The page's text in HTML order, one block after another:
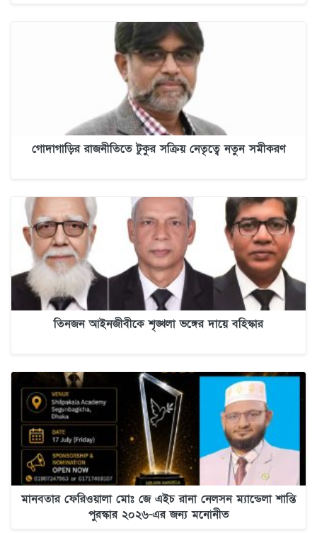
গোদাগাড়ির রাজনীতিতে টুকুর সক্রিয় নেতৃত্বে নতুন সমীকরণ
তিনজন আইনজীবীকে শৃঙ্খলা ভঙ্গের দায়ে বহিস্কার
মানবতার ফেরিওয়ালা মোঃ জে এইচ রানা নেলসন ম্যান্ডেলা শান্তি
পুরস্কার ২০২৬-এর জন্য মনোনীত